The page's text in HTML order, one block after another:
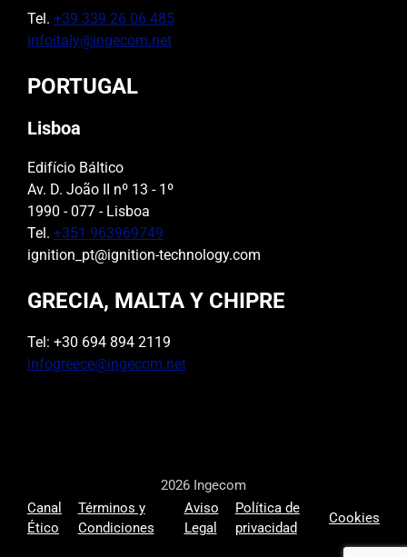
Tel. +39 339 26 06 485
infoitaly@ingecom.net
PORTUGAL
Lisboa
Edifício Báltico
Av. D. João II nº 13 - 1º
1990 - 077 - Lisboa
Tel. +351 963969749
ignition_pt@ignition-technology.com
GRECIA, MALTA Y CHIPRE
Tel: +30 694 894 2119
infogreece@ingecom.net
2026 Ingecom
Canal
Ético
Términos y
Condiciones
Aviso
Legal
Política de
privacidad
Cookies